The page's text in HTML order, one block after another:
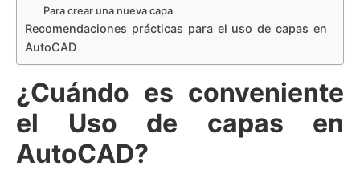
Para crear una nueva capa
Recomendaciones prácticas para el uso de capas en
AutoCAD
¿Cuándo es conveniente
el Uso de capas en
AutoCAD?